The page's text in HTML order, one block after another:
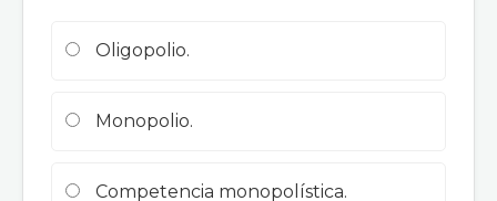
Oligopolio.
Monopolio.
Competencia monopolística.